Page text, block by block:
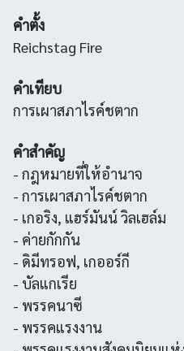
คำตั้ง
Reichstag Fire
คำเทียบ
การเผาสภาไรค์ชตาก
คำสำคัญ
- กฎหมายที่ให้อำนาจ
- การเผาสภาไรค์ชตาก
- เกอริง, แฮร์มันน์ วิลเฮล์ม
- ค่ายกักกัน
- ดิมีทรอฟ, เกออร์กี
- บัลแกเรีย
- พรรคนาซี
- พรรคแรงงาน